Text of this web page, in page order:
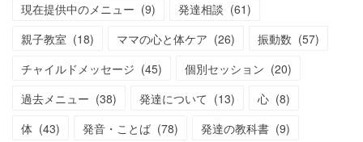
現在提供中のメニュー (9) 発達相談 (61)
親子教室 (18) ママの心と体ケア (26) 振動数 (57)
チャイルドメッセージ (45) 個別セッション (20)
過去メニュー (38) 発達について (13) 心 (8)
体 (43) 発音・ことば (78) 発達の教科書 (9)